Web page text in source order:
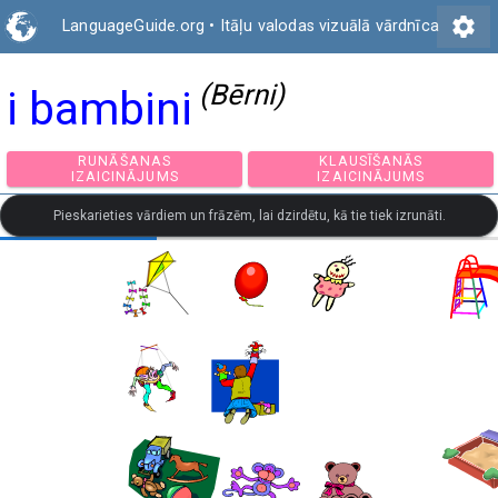
LanguageGuide.org • Itāļu valodas vizuālā vārdnīca settings
i bambini (Bērni)
RUNĀŠANAS
IZAICINĀJUMS
KLAUSĪŠANĀS
IZAICINĀJUMS
Pieskarieties vārdiem un frāzēm, lai dzirdētu, kā tie tiek izrunāti.